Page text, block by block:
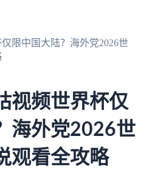
限中国大陆？海外党2026世
视频世界杯仅
海外党2026世
观看全攻略